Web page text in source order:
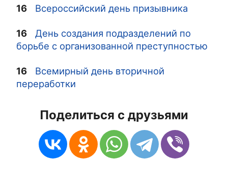
16 Всероссийский день призывника
16
День создания подразделений по
борьбе с организованной преступностью
16
Всемирный день вторичной
переработки
Поделиться с друзьями